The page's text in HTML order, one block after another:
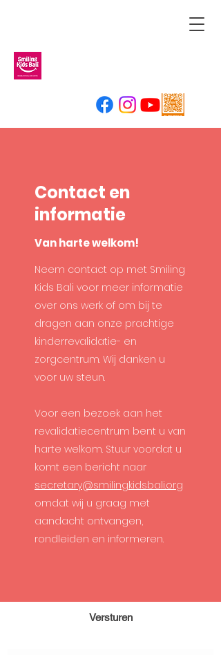
Contact en
informatie
Van harte welkom!
Neem contact op met Smiling
Kids Bali voor meer informatie
over ons werk of om bij te
dragen aan onze prachtige
kinderrevalidatie- en
zorgcentrum. Wij danken u
voor uw steun.
Voor een bezoek aan het
revalidatiecentrum bent u van
harte welkom. Stuur voordat u
komt een bericht naar
secretary@smilingkidsbali.org
omdat wij u graag met
aandacht ontvangen,
rondleiden en informeren. ​
Versturen